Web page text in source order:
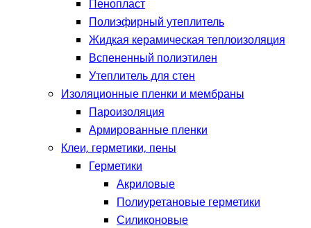
Пенопласт
Полиэфирный утеплитель
Жидкая керамическая теплоизоляция
Вспененный полиэтилен
Утеплитель для стен
Изоляционные пленки и мембраны
Пароизоляция
Армированные пленки
Клеи, герметики, пены
Герметики
Акриловые
Полиуретановые герметики
Силиконовые